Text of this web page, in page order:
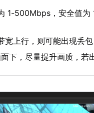
1-500Mbps，安全值
宽上行，则可能出现丢包
下，尽量提升画质，若